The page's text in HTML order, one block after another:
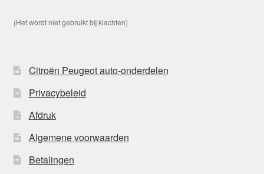
(Het wordt niet gebruikt bij klachten)
Citroën Peugeot auto-onderdelen
Privacybeleid
Afdruk
Algemene voorwaarden
Betalingen